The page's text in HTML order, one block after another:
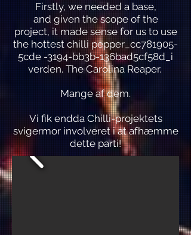
Firstly, we needed a base,
and given the scope of the
project, it made sense for us to use
the hottest chilli pepper_cc781905-
5cde -3194-bb3b-136bad5cf58d_i
verden. The Carolina Reaper.
Mange af dem.
Vi fik endda Chilli-projektets
svigermor involveret i at afhæmme
dette parti!